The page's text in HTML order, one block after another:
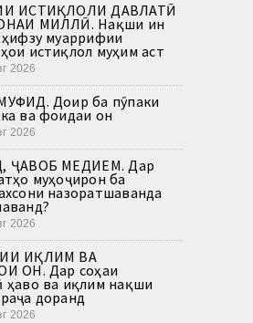
ИСТИҚЛОЛИ ДАВЛАТӢ
МИЛЛӢ. Нақши ин
муаррифии
истиқлол муҳим аст
2026
Доир ба пӯпаки
ва фоидаи он
2026
ҶАВОБ МЕДИҲЕМ. Дар
муҳоҷирон ба
назоратшаванда
2026
ИҚЛИМ ВА
ОН. Дар соҳаи
ҳаво ва иқлим нақши
доранд
2026